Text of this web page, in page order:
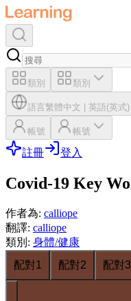
類別 類別
語言繁體中文 英語(英式)
帳號 帳號
註冊 登入
Covid-19 Key
作者為: calliope
翻譯: calliope
類別 : 身體/健康
配對1
配對2 配對3